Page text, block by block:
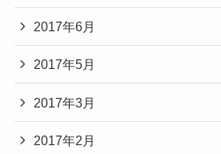
2017年6月
2017年5月
2017年3月
2017年2月